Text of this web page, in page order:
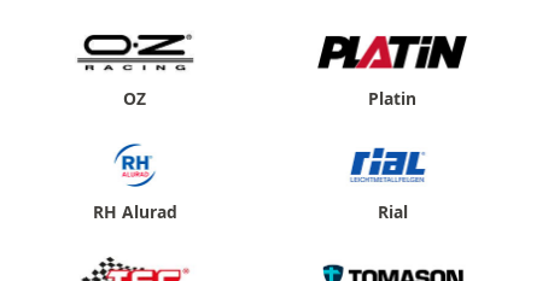
OZ Platin
RH Alurad Rial